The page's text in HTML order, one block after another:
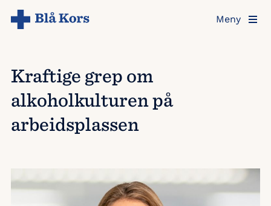
Hopp
Meny
Kraftige grep om
alkoholkulturen på
arbeidsplassen